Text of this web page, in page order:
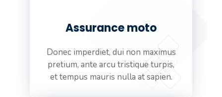
Assurance moto
Donec imperdiet, dui non maximus
pretium, ante arcu tristique turpis,
et tempus mauris nulla at sapien.